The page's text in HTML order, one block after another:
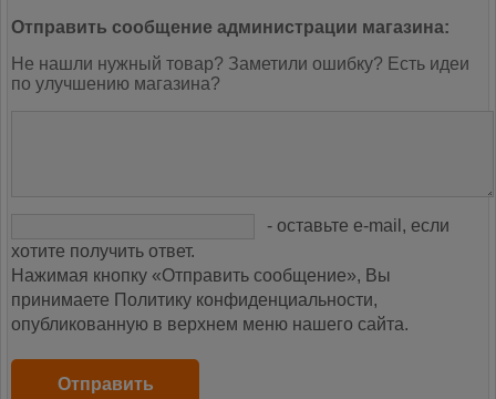
Отправить сообщение администрации магазина:
Не нашли нужный товар? Заметили ошибку? Есть идеи
по улучшению магазина?
- оставьте e-mail, если
хотите получить ответ.
Нажимая кнопку «Отправить сообщение», Вы
принимаете Политику конфиденциальности,
опубликованную в верхнем меню нашего сайта.
Отправить